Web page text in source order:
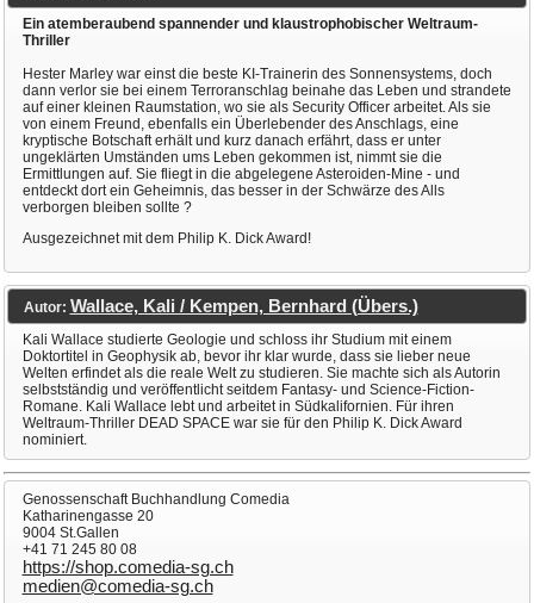
Ein atemberaubend spannender und klaustrophobischer Weltraum-
Thriller
Hester Marley war einst die beste KI-Trainerin des Sonnensystems, doch
dann verlor sie bei einem Terroranschlag beinahe das Leben und strandete
auf einer kleinen Raumstation, wo sie als Security Officer arbeitet. Als sie
von einem Freund, ebenfalls ein Überlebender des Anschlags, eine
kryptische Botschaft erhält und kurz danach erfährt, dass er unter
ungeklärten Umständen ums Leben gekommen ist, nimmt sie die
Ermittlungen auf. Sie fliegt in die abgelegene Asteroiden-Mine - und
entdeckt dort ein Geheimnis, das besser in der Schwärze des Alls
verborgen bleiben sollte ?
Ausgezeichnet mit dem Philip K. Dick Award!
Autor: Wallace, Kali / Kempen, Bernhard (Übers.)
Kali Wallace studierte Geologie und schloss ihr Studium mit einem
Doktortitel in Geophysik ab, bevor ihr klar wurde, dass sie lieber neue
Welten erfindet als die reale Welt zu studieren. Sie machte sich als Autorin
selbstständig und veröffentlicht seitdem Fantasy- und Science-Fiction-
Romane. Kali Wallace lebt und arbeitet in Südkalifornien. Für ihren
Weltraum-Thriller DEAD SPACE war sie für den Philip K. Dick Award
nominiert.
Genossenschaft Buchhandlung Comedia
Katharinengasse 20
9004 St.Gallen
+41 71 245 80 08
https://shop.comedia-sg.ch
medien@comedia-sg.ch